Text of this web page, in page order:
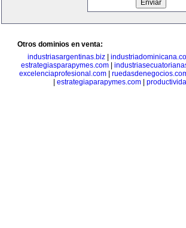
Otros dominios en venta:
industriasargentinas.biz
estrategiasparapymes.com|
excelenciaprofesional.com|
estrategiaparapymes.com|